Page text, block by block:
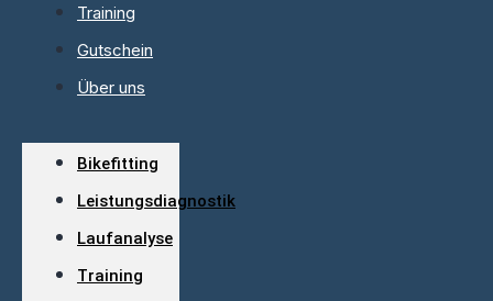
Training
Gutschein
Über uns
Bikefitting
Leistungsdiagnostik
Laufanalyse
Training